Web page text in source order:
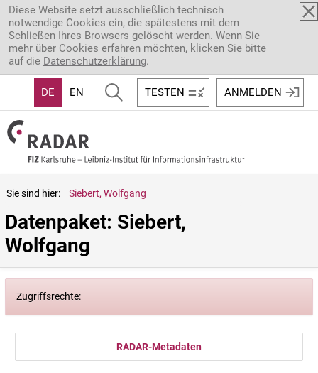
Direkt zum Inhalt
Diese Website setzt ausschließlich technisch
notwendige Cookies ein, die spätestens mit dem
Schließen Ihres Browsers gelöscht werden. Wenn Sie
mehr über Cookies erfahren möchten, klicken Sie bitte
auf die Datenschutzerklärung.
DE EN TESTEN ANMELDEN
Sie sind hier: Siebert, Wolfgang
Datenpaket: Siebert,
Wolfgang
Zugriffsrechte:
RADAR-Metadaten